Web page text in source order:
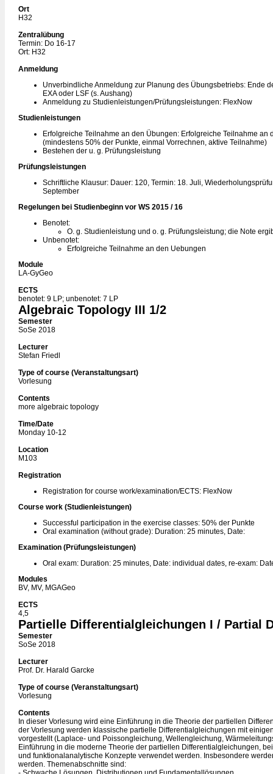
Ort
H32
Zentralübung
Termin: Do 16-17
Ort: H32
Anmeldung
Unverbindliche Anmeldung zur Planung des Übungsbetriebs: Ende
EXA oder LSF (s. Aushang)
Anmeldung zu Studienleistungen/Prüfungsleistungen: FlexNow
Studienleistungen
Erfolgreiche Teilnahme an den Übungen: Erfolgreiche Teilnahme an
(mindestens 50% der Punkte, einmal Vorrechnen, aktive Teilnahme)
Bestehen der u. g. Prüfungsleistung
Prüfungsleistungen
Schriftliche Klausur: Dauer: 120, Termin: 18. Juli,
September
Regelungen bei Studienbeginn vor WS 2015 / 16
Benotet:
O. g. Studienleistung und o. g. Prüfungsleistung; die Note
Unbenotet:
Erfolgreiche Teilnahme an den Uebungen
Module
LA-GyGeo
ECTS
benotet: 9 LP; unbenotet: 7 LP
Algebraic Topology III 1/2
Semester
SoSe 2018
Lecturer
Stefan Friedl
Type of course (Veranstaltungsart)
Vorlesung
Contents
more algebraic topology
Time/Date
Monday 10-12
Location
M103
Registration
Registration for course work/examination/ECTS: FlexNow
Course work (Studienleistungen)
Successful participation in the exercise classes: 50% der Punkte
Oral examination (without grade): Duration: 25 minutes, Date:
Examination (Prüfungsleistungen)
Oral exam: Duration: 25 minutes, Date: individual dates, re-exam:
Modules
BV, MV, MGAGeo
ECTS
4,5
Partielle Differentialgleichungen I / Partial
Semester
SoSe 2018
Lecturer
Prof. Dr. Harald Garcke
Type of course (Veranstaltungsart)
Vorlesung
Contents
In dieser Vorlesung wird eine Einführung in die Theorie der partiellen
der Vorlesung werden klassische partielle Differentialgleichungen mit
vorgestellt (Laplace- und Poissongleichung, Wellengleichung,
Einführung in die moderne Theorie der partiellen Differentialgleichungen,
und funktionalanalytische Konzepte verwendet werden. Insbesondere
werden. Themenabschnitte sind: